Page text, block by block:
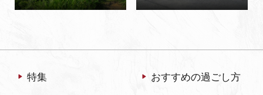
特集 おすすめの過ごし方